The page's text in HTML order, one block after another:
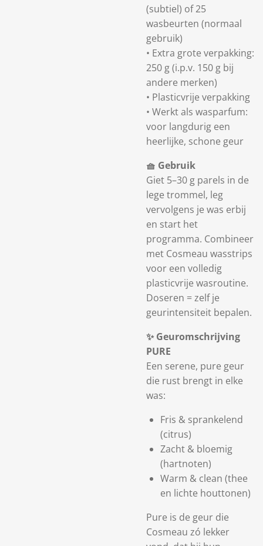
(subtiel) of 25
wasbeurten (normaal
gebruik)
• Extra grote verpakking:
250 g (i.p.v. 150 g bij
andere merken)
• Plasticvrije verpakking
• Werkt als wasparfum:
voor langdurig een
heerlijke, schone geur
🧺 Gebruik
Giet 5–30 g parels in de
lege trommel, leg
vervolgens je was erbij
en start het
programma. Combineer
met Cosmeau wasstrips
voor een volledig
plasticvrije wasroutine.
Doseren = zelf je
geurintensiteit bepalen.
✨ Geuromschrijving
PURE
Een serene, pure geur
die rust brengt in elke
was:
Fris & sprankelend
(citrus)
Zacht & bloemig
(hartnoten)
Warm & clean (thee
en lichte houttonen)
Pure is de geur die
Cosmeau zó lekker